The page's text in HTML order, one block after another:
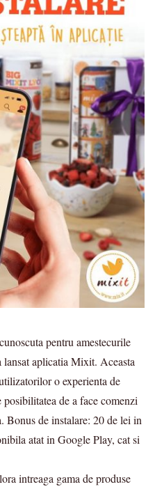
pentru amestecurile
lansat aplicatia Mixit. Aceasta
o experienta de
de a face comenzi
Bonus de instalare: 20 de lei in
atat in Google Play, cat si
intreaga gama de produse